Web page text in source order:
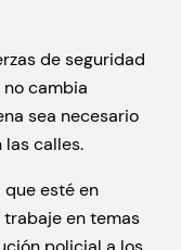
de seguridad
cambia
sea necesario
las calles.
esté en
en temas